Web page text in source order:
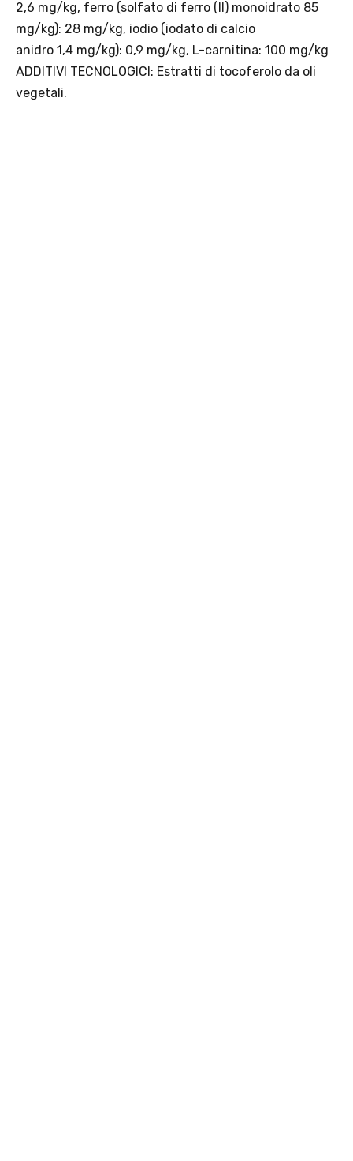
2,6 mg/kg, ferro (solfato di ferro (II) monoidrato 85
mg/kg): 28 mg/kg, iodio (iodato di calcio
anidro 1,4 mg/kg): 0,9 mg/kg, L-carnitina: 100 mg/kg
ADDITIVI TECNOLOGICI: Estratti di tocoferolo da oli
vegetali.
Scopri i prodotti Platinum